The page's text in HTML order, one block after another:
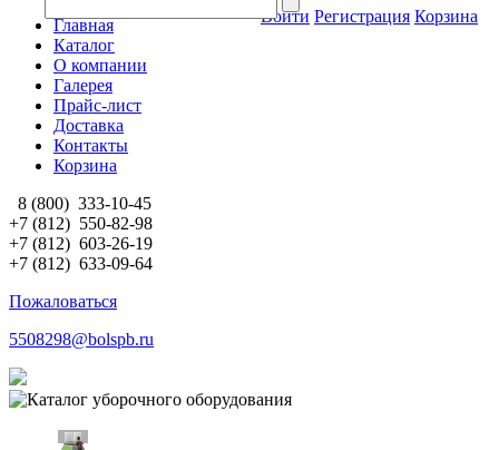
Войти Регистрация Корзина
Главная
Каталог
О компании
Галерея
Прайс-лист
Доставка
Контакты
Корзина
8 (800) 333-10-45
+7 (812) 550-82-98
+7 (812) 603-26-19
+7 (812) 633-09-64
Пожаловаться
5508298@bolspb.ru